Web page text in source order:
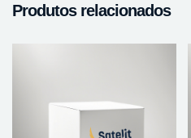
Produtos relacionados